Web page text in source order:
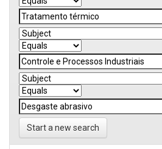
Start a new search